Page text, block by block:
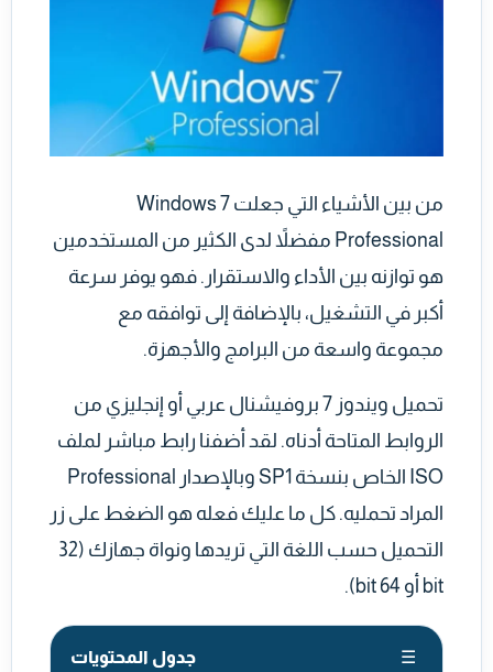
من بين الأشياء التي جعلت Windows 7
Professional مفضلاً لدى الكثير من المستخدمين
هو توازنه بين الأداء والاستقرار. فهو يوفر سرعة
أكبر في التشغيل، بالإضافة إلى توافقه مع
مجموعة واسعة من البرامج والأجهزة.
تحميل ويندوز 7 بروفيشنال عربي أو إنجليزي من
الروابط المتاحة أدناه. لقد أضفنا رابط مباشر لملف
ISO الخاص بنسخة SP1 وبالإصدار Professional
المراد تحمليه. كل ما عليك فعله هو الضغط على زر
التحميل حسب اللغة التي تريدها ونواة جهازك (32
bit أو 64 bit).
☰ جدول المحتويات